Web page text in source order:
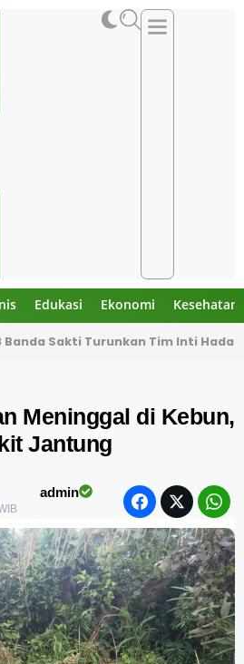
Edukasi Ekonomi Kesehatan
Warga dan Anak-Anak Warnai
Meninggal di Kebun,
Jantung
admin